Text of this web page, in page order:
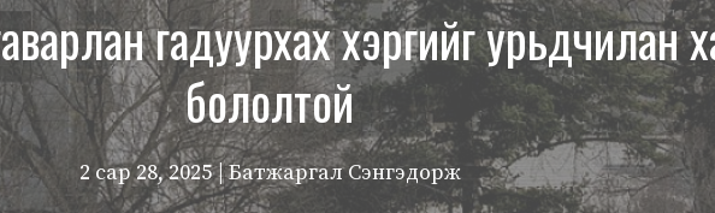
гадуурхах хэргийг урьдчилан
бололтой
2 сар 28, 2025 | Батжаргал Сэнгэдорж